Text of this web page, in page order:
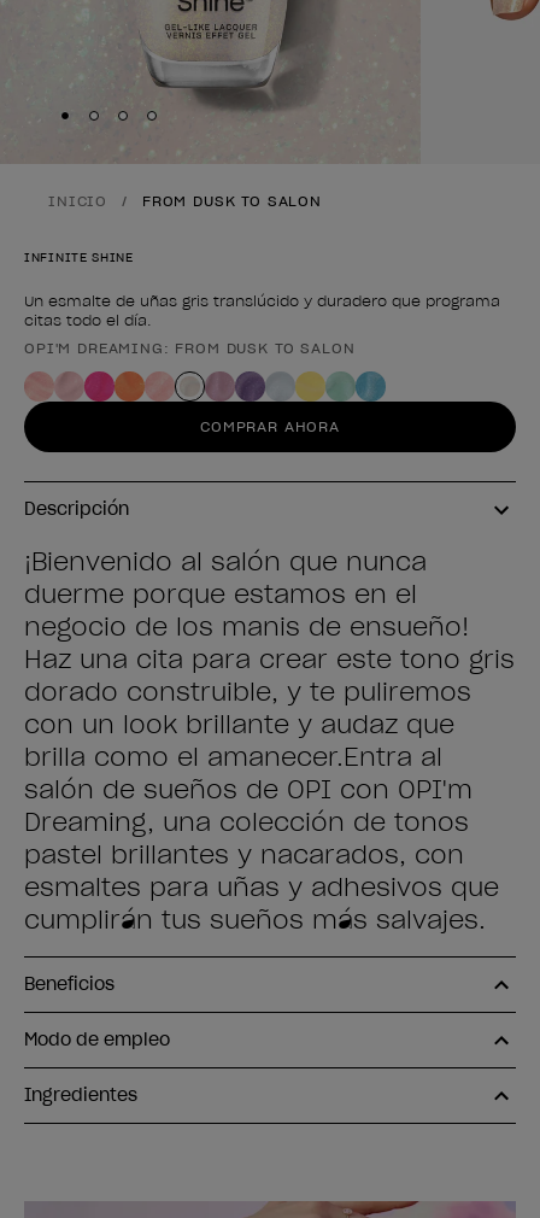
Skip to slide
Skip to slide
Skip to slide
Skip to slide
INICIO FROM DUSK TO SALON
INFINITE SHINE
Un esmalte de uñas gris translúcido y duradero que programa
citas todo el día.
Forma del producto
OPI'M DREAMING: FROM DUSK TO SALON
COMPRAR AHORA
Descripción
¡Bienvenido al salón que nunca
duerme porque estamos en el
negocio de los manis de ensueño!
Haz una cita para crear este tono gris
dorado construible, y te puliremos
con un look brillante y audaz que
brilla como el amanecer.Entra al
salón de sueños de OPI con OPI'm
Dreaming, una colección de tonos
pastel brillantes y nacarados, con
esmaltes para uñas y adhesivos que
cumplirán tus sueños más salvajes.
Beneficios
Modo de empleo
Ingredientes